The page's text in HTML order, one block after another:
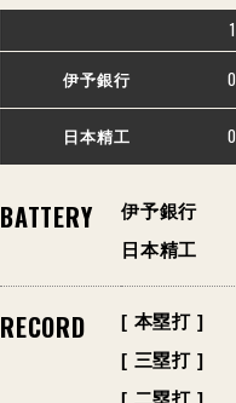
1
伊予銀行 0
日本精工 0
BATTERY 伊予銀行
日本精工
RECORD [ 本塁打 ]
[ 三塁打 ]